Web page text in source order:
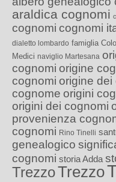
araldica cognomi
cognomi cognomi
dialetto lombardo famiglia
Medici naviglio Martesana
cognomi origine
cognomi origine dei
cognome origini
origini dei cognomi
provenienza
cognomi Rino Tinelli
genealogico
cognomi storia Adda
TrezzoTrezzo